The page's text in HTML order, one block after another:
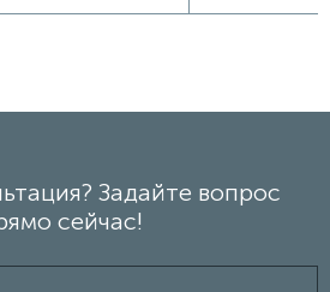
Задайте вопрос
сейчас!